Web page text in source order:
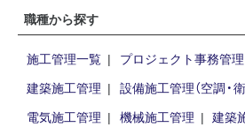
職種から探す
施工管理一覧
プロジェクト事務管理
建築施工管理
設備施工管理（空調・衛
電気施工管理
機械施工管理 建築